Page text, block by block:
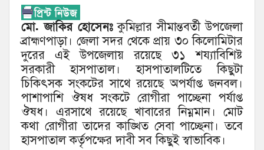
মো. জাকির হোসেনঃকুমিল্লার সীমান্তবর্তী উপজেলা
ব্রাহ্মণপাড়া। জেলা সদর থেকে প্রায় ৩০ কিলোমিটার
দুরের এই উপজেলায় রয়েছে ৩১ শয্যাবিশিষ্ট
সরকারী হাসপাতাল। হাসপাতালটিতে কিছুটা
চিকিৎসক সংকটের সাথে রয়েছে অপর্যাপ্ত জনবল।
পাশাপাশি ঔষধ সংকটে রোগীরা পাচ্ছেনা পর্যাপ্ত
ঔষধ। এরসাথে রয়েছে খাবারের নিম্নমান। মোট
কথা রোগীরা তাদের কাঙ্খিত সেবা পাচ্ছেনা। তবে
হাসপাতাল কর্তৃপক্ষের দাবী সব কিছুই স্বাভাবিক।